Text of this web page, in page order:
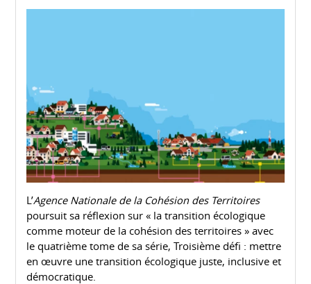
L’Agence Nationale de la Cohésion des Territoires
poursuit sa réflexion sur « la transition écologique
comme moteur de la cohésion des territoires » avec
le quatrième tome de sa série, Troisième défi : mettre
en œuvre une transition écologique juste, inclusive et
démocratique.